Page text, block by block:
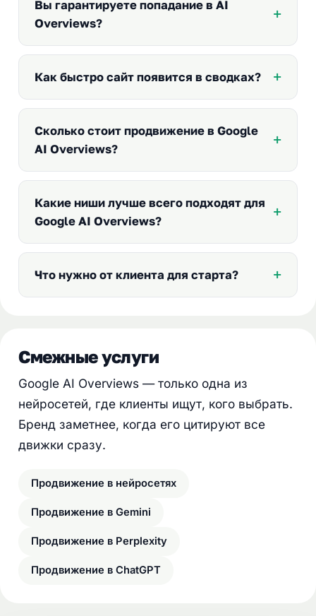
Вы гарантируете попадание в AI
Overviews?
Как быстро сайт появится в сводках?
Сколько стоит продвижение в Google
AI Overviews?
Какие ниши лучше всего подходят для
Google AI Overviews?
Что нужно от клиента для старта?
Смежные услуги
Google AI Overviews — только одна из
нейросетей, где клиенты ищут, кого выбрать.
Бренд заметнее, когда его цитируют все
движки сразу.
Продвижение в нейросетях
Продвижение в Gemini
Продвижение в Perplexity
Продвижение в ChatGPT